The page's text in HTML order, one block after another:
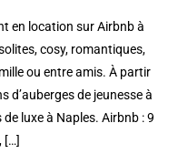
en location sur Airbnb à
cosy, romantiques,
ou entre amis. À partir
d’auberges de jeunesse à
de luxe à Naples. Airbnb : 9
[…]